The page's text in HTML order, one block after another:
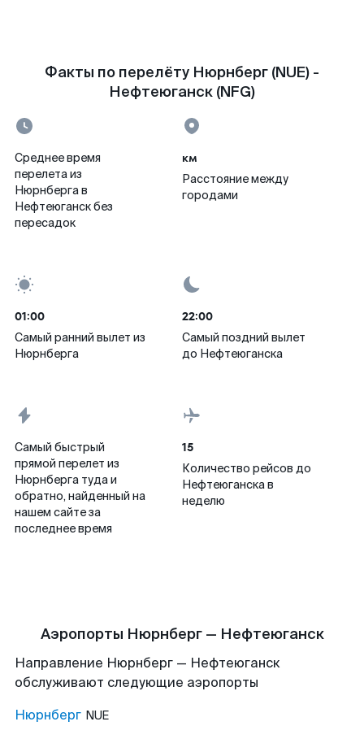
Факты по перелёту Нюрнберг (NUE) -
Нефтеюганск (NFG)
Среднее время
перелета из
Нюрнберга в
Нефтеюганск без
пересадок
км
Расстояние между
городами
01:00
Самый ранний вылет из
Нюрнберга
22:00
Самый поздний вылет
до Нефтеюганска
Самый быстрый
прямой перелет из
Нюрнберга туда и
обратно, найденный на
нашем сайте за
последнее время
15
Количество рейсов до
Нефтеюганска в
неделю
Аэропорты Нюрнберг — Нефтеюганск
Направление Нюрнберг — Нефтеюганск
обслуживают следующие аэропорты
Нюрнберг NUE